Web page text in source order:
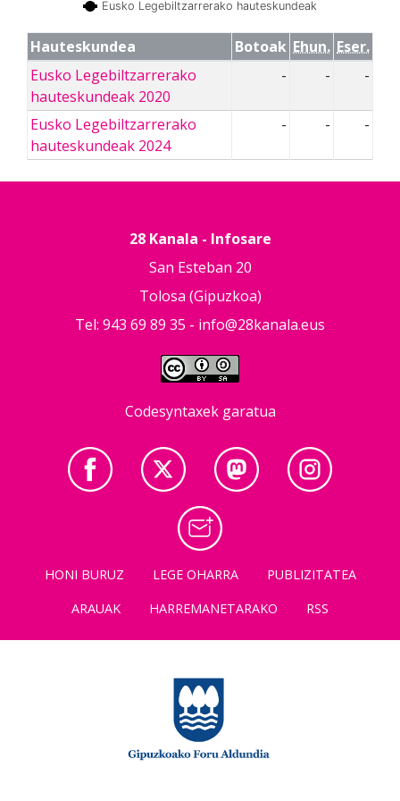
Eusko Legebiltzarrerako hauteskundeak
Hauteskundea Botoak Ehun. Eser.
Eusko Legebiltzarrerako
hauteskundeak 2020
- - -
Eusko Legebiltzarrerako
hauteskundeak 2024
- - -
28 Kanala - Infosare
San Esteban 20
Tolosa (Gipuzkoa)
Tel: 943 69 89 35 - info@28kanala.eus
Codesyntaxek garatua
HONI BURUZ LEGE OHARRA
PUBLIZITATEA
ARAUAK
HARREMANETARAKO RSS